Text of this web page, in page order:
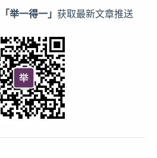
「举一得一」 获取最新文章推送